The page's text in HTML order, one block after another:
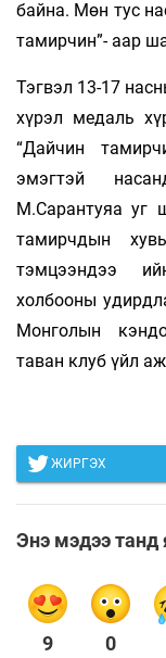
байна. Мөн тус
тамирчин”- аар
Тэгвэл 13-17
хүрэл медаль
“Дайчин
эмэгтэй
М.Сарантуяа уг
тамирчдын
тэмцээндээ
холбооны
Монголын
таван клуб үйл
ЖИРГЭХ
Энэ мэдээ танд
9 0